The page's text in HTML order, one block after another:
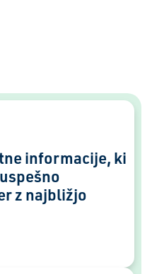
informacije, ki
z najbližjo